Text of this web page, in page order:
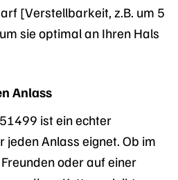
[Verstellbarkeit, z.B. um 5
sie optimal an Ihren Hals
Anlass
ist ein echter
jeden Anlass eignet. Ob im
oder auf einer